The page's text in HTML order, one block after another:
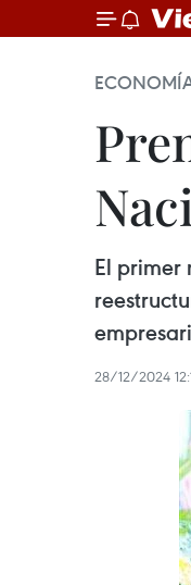
El primer
28/12/2024